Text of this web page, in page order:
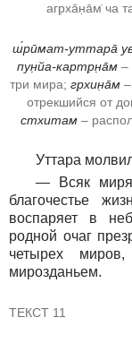
агр̣ха̄н̣а̄м̇ ча
ш́рӣмат-уттара̄
пун̣йа-картр̣н̣а̄м–
три мира; гр̣хин̣а̄м–
отрекшийся от
стхитам –
Уттара
― Всяк
благочестье
воспаряет в
родной очаг
четырех
мирозданьем.
ТЕКСТ 11